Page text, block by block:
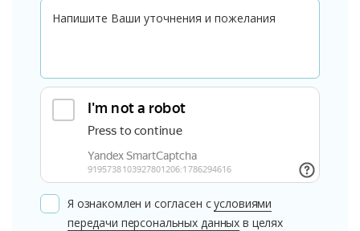
Я ознакомлен и согласен сусловиями
передачи персональных данных в целях